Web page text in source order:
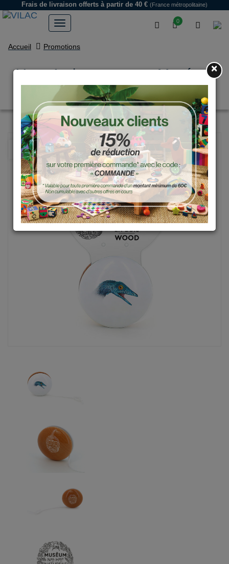
0
Frais de livraison offerts à partir de 40 € (France métropolitaine)
Accueil Promotions
Yoyo Archaeopteryx - Muséum
national d'Histoire naturelle
×